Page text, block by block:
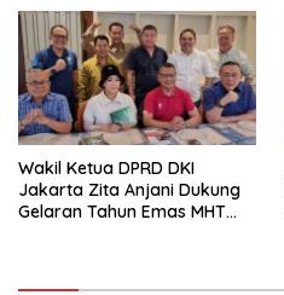
Wakil Ketua DPRD DKI
Jakarta Zita Anjani Dukung
Gelaran Tahun Emas MHT